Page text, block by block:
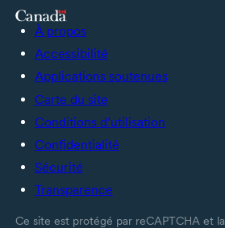
À propos
Accessibilité
Applications soutenues
Carte du site
Conditions d’utilisation
Confidentialité
Sécurité
Transparence
Ce site est protégé par reCAPTCHA et la